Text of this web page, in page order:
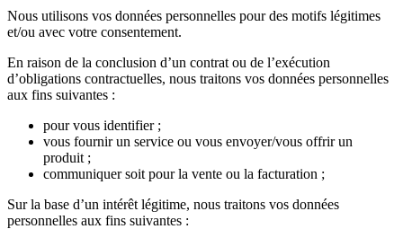
Nous utilisons vos données personnelles pour des motifs légitimes
et/ou avec votre consentement.
En raison de la conclusion d’un contrat ou de l’exécution
d’obligations contractuelles, nous traitons vos données personnelles
aux fins suivantes :
pour vous identifier ;
vous fournir un service ou vous envoyer/vous offrir un
produit ;
communiquer soit pour la vente ou la facturation ;
Sur la base d’un intérêt légitime, nous traitons vos données
personnelles aux fins suivantes :